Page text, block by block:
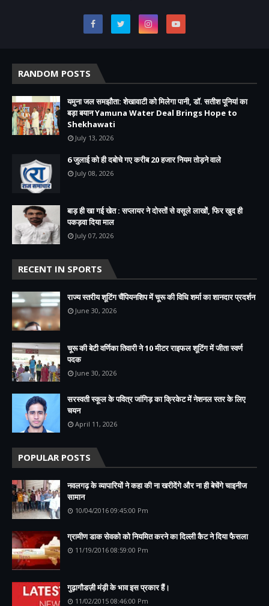
RANDOM POSTS
यमुना जल समझौता: शेखावाटी को मिलेगा पानी, डॉ. सतीश पूनियां का
बड़ा बयान Yamuna Water Deal Brings Hope to
Shekhawati
July 13, 2026
6 जुलाई को ही दबोचे गए करीब 20 हजार नियम तोड़ने वाले
July 08, 2026
बाड़ ही खा गई खेत : सप्लायर ने दोस्तों से वसूले लाखों, फिर खुद ही
पकड़वा दिया माल
July 07, 2026
RECENT IN SPORTS
राज्य स्तरीय शूटिंग चैंपियनशिप में चूरू की विधि शर्मा का शानदार प्रदर्शन
June 30, 2026
चूरू की बेटी वर्णिका तिवारी ने 10 मीटर राइफल शूटिंग में जीता स्वर्ण
पदक
June 30, 2026
सरस्वती स्कूल के पवित्र जांगिड़ का क्रिकेट में नेशनल स्तर के लिए
चयन
April 11, 2026
POPULAR POSTS
नवलगढ़ के व्यापारियों ने कहा की ना खरीदेंगे और ना ही बेचेंगे चाइनीज
सामान
10/04/2016 09:45:00 Pm
ग्रामीण डाक सेवको को नियमित करने का दिल्ली कैट ने दिया फैसला
11/19/2016 08:59:00 Pm
गुढ़ागौडज़ी मंड़ी के भाव इस प्रकार हैं।
11/02/2015 08:46:00 Pm